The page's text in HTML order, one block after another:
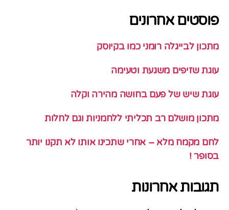
פוסטים אחרונים
מתכון לבייגלה רומני כמו בקיוסק
עוגת שזיפים משגעת וטעימה
עוגת שיש של פעם בחושה מהירה וקלה
מתכון מושלם רב תכליתי ללחמניות וגם לחלות
לחם מקמח מלא – אחרי שתכינו אותו לא תקנו יותר
בסופר !
תגובות אחרונות